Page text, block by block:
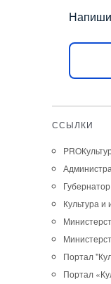
ССЫЛКИ
Культура и
Портал
Портал